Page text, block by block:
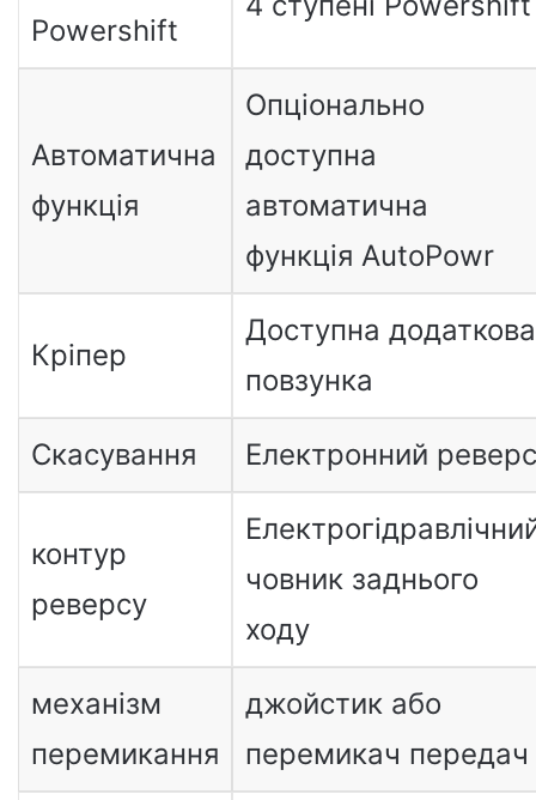
Powershift
Автоматична
функція
Опціонально
доступна
автоматична
функція AutoPowr
Кріпер
Доступна додаткова
повзунка
Скасування Електронний реверс
контур
реверсу
човник заднього
ходу
механізм
перемикання
джойстик або
перемикач передач